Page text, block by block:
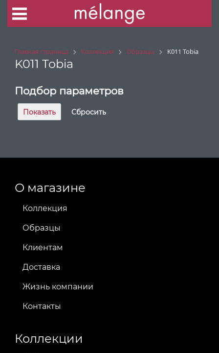
Главная страница Коллекция Образцы K011 Tobia
K011 Tobia
Подбор параметров
О магазине
Коллекция
Образцы
Клиентам
Доставка
Жизнь компании
Контакты
Коллекции